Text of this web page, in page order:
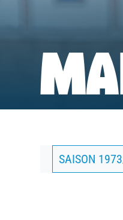
SAISON